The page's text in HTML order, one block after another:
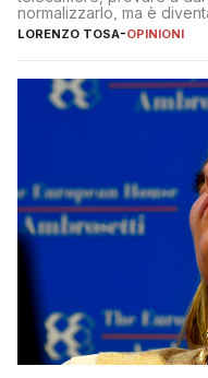
normalizzarlo, ma è
copione
LORENZO TOSA-OPINIONI